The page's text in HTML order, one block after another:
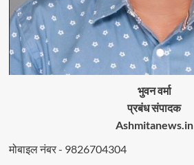
भुवन वर्मा
प्रबंध संपादक
Ashmitanews.in
मोबाइल नंबर - 9826704304